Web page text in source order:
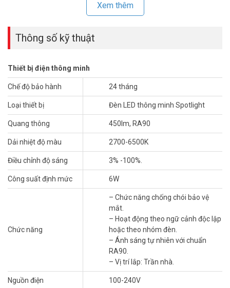
Theo các ngữ cảnh ứng dụng với Orvibo DS20Z, bạn có thể tự do
kết hợp các sơ đồ ánh sáng khác nhau, đọc, xem phim và chơi trò
chơi, tất cả đều có hiệu ứng ánh sáng gia đình thoải mái và độc
quyền.
Tính năng
– Góc sáng trung bình 32 độ, góc xoay 30 độ phù hợp rọi nội thất.
– Không nhấp nháy đèn khi bật đèn, điện áp yếu.
– Chức năng chống chói bảo vệ mắt.
– Hoạt động theo ngữ cảnh độc lập hoặc theo nhóm đèn.
– Ánh sáng tự nhiên với chuẩn RA90.
Hệ thống chiếu sáng thông minh ORVIBOgiúp cải thiện chất
lượng giấc ngủ của gia đình, dù là sớm một ngày tràn đầy năng
lượng hoặc một ngày làm việc và học tập tập trung hơn, nó có thể
cung cấp nhiều nhất trải nghiệm ánh sáng thoải mái.
Thông số kỹ thuật đèn LED thông minh
Xem thêm
Thông số kỹ thuật
Thiết bị điện thông minh
Chế độ bảo hành 24 tháng
Loại thiết bị Đèn LED thông minh Spotlight
Quang thông 450lm, RA90
Dải nhiệt độ màu 2700-6500K
Điều chỉnh độ sáng 3% -100%.
Công suất định mức 6W
Chức năng
– Chức năng chống chói bảo vệ
mắt.
– Hoạt động theo ngữ cảnh độc lập
hoặc theo nhóm đèn.
– Ánh sáng tự nhiên với chuẩn
RA90.
– Vị trí lắp: Trần nhà.
Nguồn điện 100-240V